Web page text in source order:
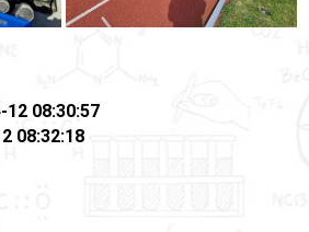
12 08:30:57
08:32:18